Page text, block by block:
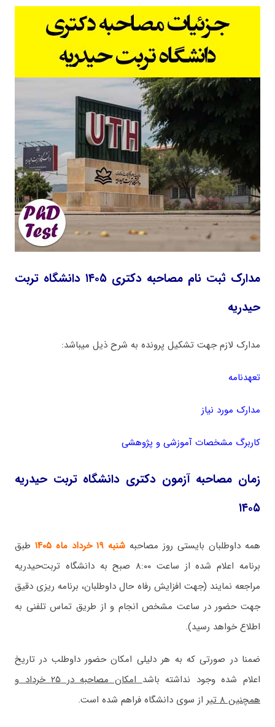
مدارک ثبت نام مصاحبه دکتری ۱۴۰۵ دانشگاه تربت
حیدریه
مدارک لازم جهت تشکیل پرونده به شرح ذیل میباشد:
تعهدنامه
مدارک مورد نیاز
کاربرگ مشخصات آموزشی و پژوهشی
زمان مصاحبه آزمون دکتری دانشگاه تربت حیدریه
۱۴۰۵
همه داوطلبان بایستی روز مصاحبه شنبه ۱۹ خرداد ماه ۱۴۰۵
طبق
برنامه اعلام شده از ساعت ۸:۰۰ صبح به دانشگاه تربت‌حیدریه
مراجعه نمایند (جهت افزایش رفاه حال داوطلبان، برنامه ریزی دقیق
جهت حضور در ساعت مشخص انجام و از طریق تماس تلفنی به
اطلاع خواهد رسید).
ضمنا در صورتی که به هر دلیلی امکان حضور داوطلب در تاریخ
اعلام شده وجود نداشته باشد
امکان مصاحبه در ۲۵ خرداد و
همچنین ۸ تیر
از سوی دانشگاه فراهم شده است.